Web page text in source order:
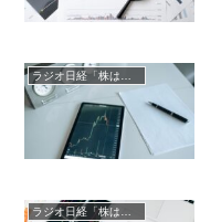
ラジオ日経「株は技術だ！」